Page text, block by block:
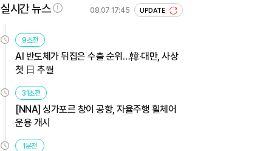
실시간 뉴스 08.07 17:45 UPDATE
9초전
AI 반도체가 뒤집은 수출 순위…韓·대만, 사상
첫 日 추월
31초전
[NNA] 싱가포르 창이 공항, 자율주행 휠체어
운용 개시
1분전